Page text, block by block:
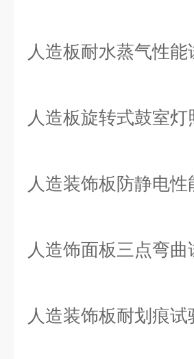
人造板耐水蒸气性能
人造板旋转式鼓室
人造装饰板防静电性
人造饰面板三点弯曲
人造装饰板耐划痕试